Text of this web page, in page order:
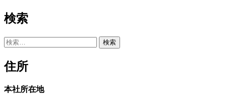
検索
検
住所
本社所在地